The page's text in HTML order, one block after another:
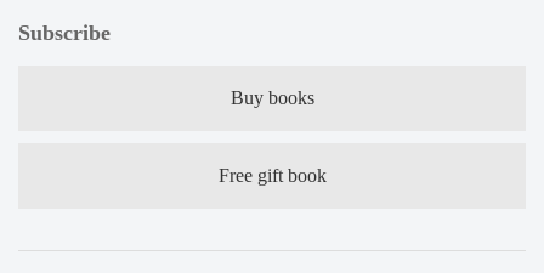
Subscribe
Buy books
Free gift book